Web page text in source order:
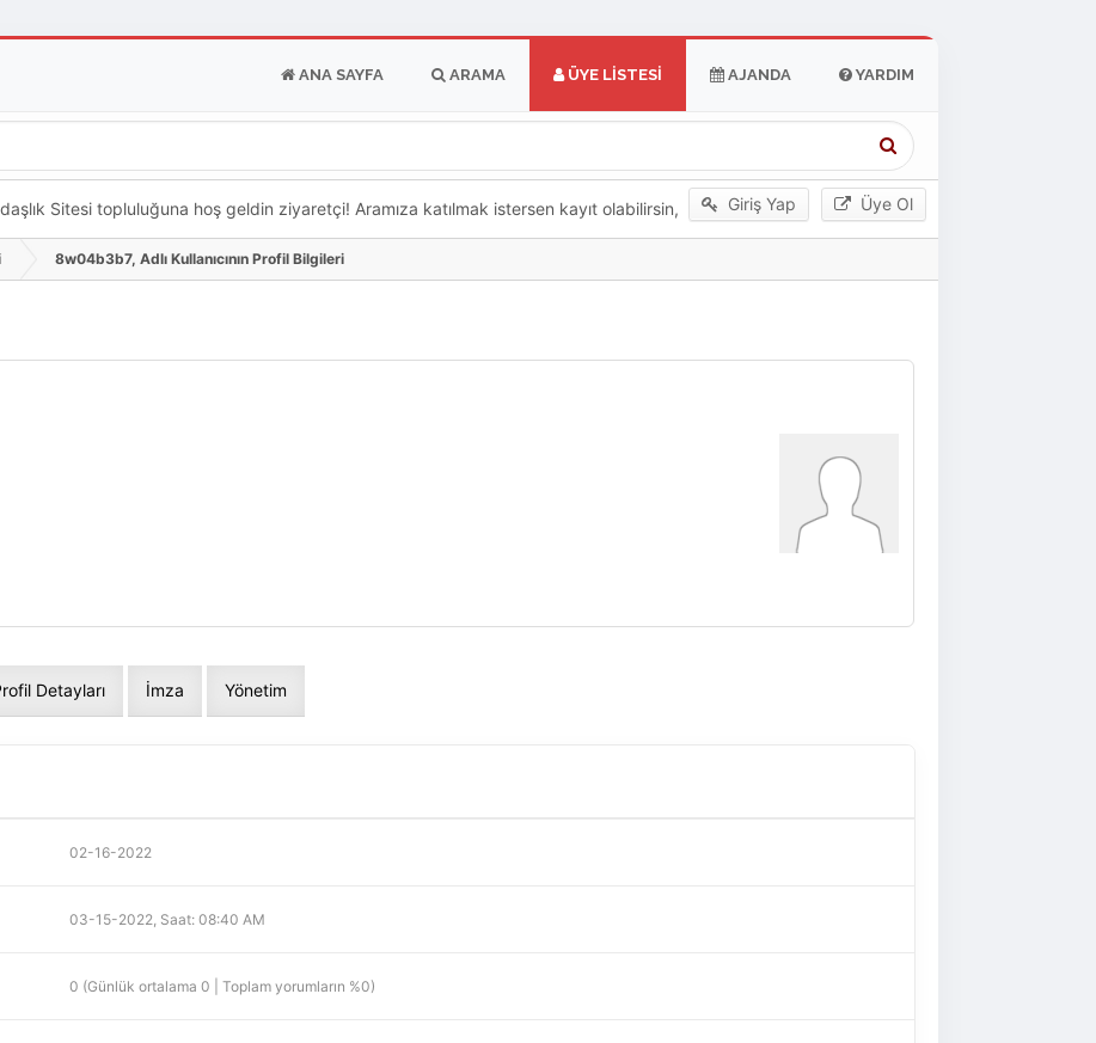
ANA SAYFA ARAMA ÜYE LISTESI AJANDA YARDIM
Giriş Yap Üye Ol
Sitesi topluluğuna hoş geldin ziyaretçi! Aramıza katılmak istersen kayıt olabilirsin,
8w04b3b7, Adlı Kullanıcının Profil Bilgileri
Detayları İmza Yönetim
02-16-2022
03-15-2022, Saat: 08:40 AM
0 (Günlük ortalama 0 | Toplam yorumların %0)